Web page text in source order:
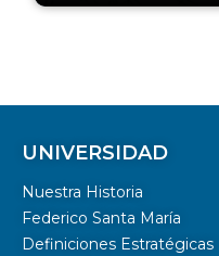
UNIVERSIDAD
Nuestra Historia
Federico Santa María
Definiciones Estratégicas